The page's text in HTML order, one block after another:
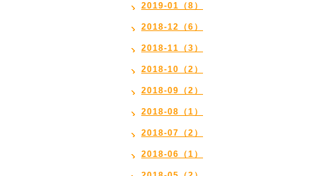
2019-01（8）
2018-12（6）
2018-11（3）
2018-10（2）
2018-09（2）
2018-08（1）
2018-07（2）
2018-06（1）